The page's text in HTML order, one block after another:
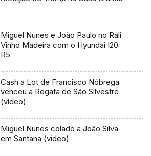
Miguel Nunes e João Paulo no Rali
Vinho Madeira com o Hyundai I20
R5
Cash a Lot de Francisco Nóbrega
venceu a Regata de São Silvestre
(vídeo)
Miguel Nunes colado a João Silva
em Santana (vídeo)